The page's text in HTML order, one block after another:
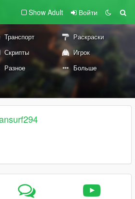
Show Adult Войти
Транспорт
Раскраски
Скрипты
Игрок
Разное Больше